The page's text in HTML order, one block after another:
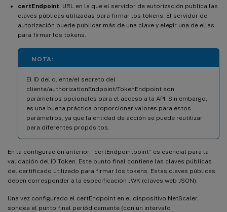
certEndpoint: URL en la que el servidor de autorización publica las
claves públicas utilizadas para firmar los tokens. El servidor de
autorización puede publicar más de una clave y elegir una de ellas
para firmar los tokens.
NOTA:
El ID del cliente/el secreto del
cliente/authorizationEndpoint/TokenEndpoint son
parámetros opcionales para el acceso a la API. Sin embargo,
es una buena práctica proporcionar valores para estos
parámetros, ya que la entidad de acción se puede reutilizar
para diferentes propósitos.
En la configuración anterior, “certEndpointpoint” es esencial para la
validación del ID Token. Este punto final contiene las claves públicas
del certificado utilizado para firmar los tokens. Estas claves públicas
deben corresponder a la especificación JWK (claves web JSON).
Una vez configurado el certEndpoint en el dispositivo NetScaler,
sondea el punto final periódicamente (con un intervalo